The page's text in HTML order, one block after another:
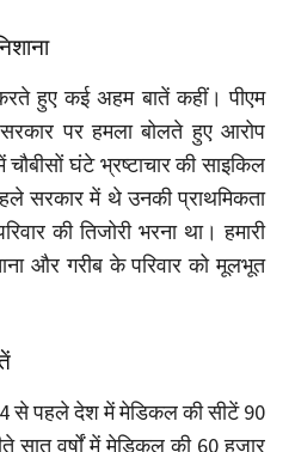
हुए कई अहम बातें कहीं। पीएम
सरकार पर हमला बोलते हुए आरोप
घंटे भ्रष्‍टाचार की साइकिल
सरकार में थे उनकी प्राथमिकता
की तिजोरी भरना था। हमारी
और गरीब के परिवार को मूलभूत
से पहले देश में मेडिकल की सीटें 90
सात वर्षों में मेडिकल की 60 हजार